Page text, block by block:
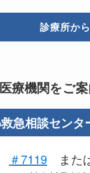
診療所か
療機関をご
急相談セン
＃7119 また